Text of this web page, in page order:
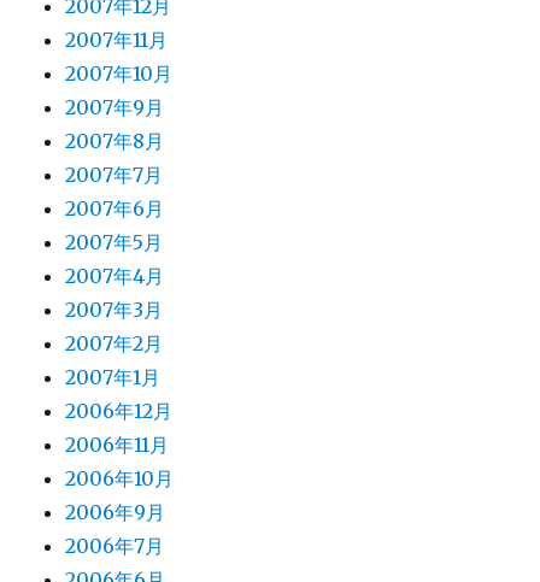
2007年12月
2007年11月
2007年10月
2007年9月
2007年8月
2007年7月
2007年6月
2007年5月
2007年4月
2007年3月
2007年2月
2007年1月
2006年12月
2006年11月
2006年10月
2006年9月
2006年7月